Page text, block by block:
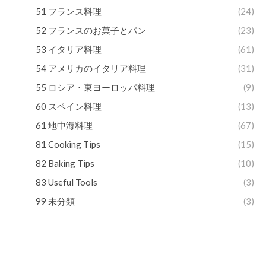
51 フランス料理
(24)
52 フランスのお菓子とパン
(23)
53 イタリア料理
(61)
54 アメリカのイタリア料理
(31)
55 ロシア・東ヨーロッパ料理
(9)
60 スペイン料理
(13)
61 地中海料理
(67)
81 Cooking Tips
(15)
82 Baking Tips
(10)
83 Useful Tools
(3)
99 未分類
(3)